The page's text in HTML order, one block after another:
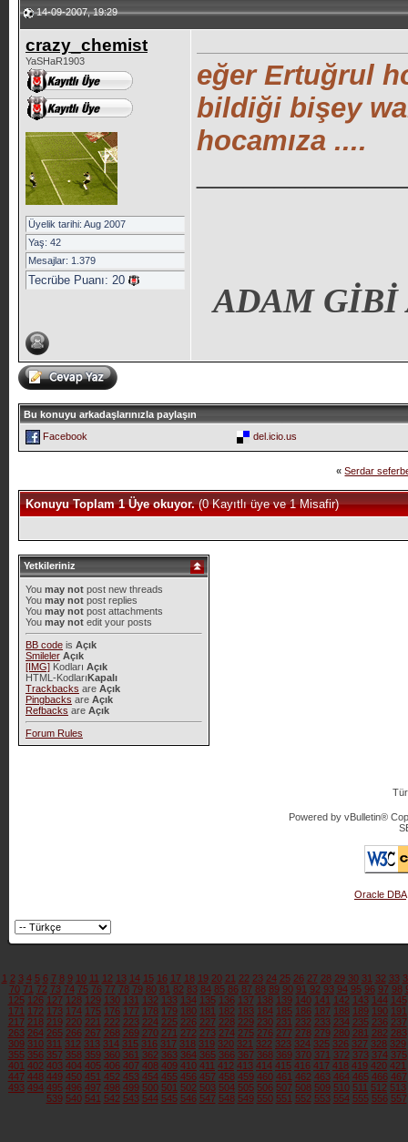
14-09-2007, 19:29
crazy_chemist
YaSHaR1903
Üyelik tarihi: Aug 2007
Yaş: 42
Mesajlar: 1.379
Tecrübe Puanı: 20
eğer Ertuğrul
bildiği bişey
hocamıza ....
ADAM GİBİ
Bu konuyu arkadaşlarınızla paylaşın
Facebook
del.icio.us
« Serdar
Konuyu Toplam 1 Üye okuyor.(0 Kayıtlı üye ve 1 Misafir)
Yetkileriniz
You may notpost new threads
You may notpost replies
You may notpost attachments
You may notedit your posts
BB codeis Açık
Smileler Açık
[IMG]Kodları Açık
HTML-KodlarıKapalı
Trackbacks are Açık
Pingbacks are Açık
Refbacks are Açık
Forum Rules
Powered by vBulletin®
Oracle DBA
1 2 3 4 5 6 7 8 9 10 11 12 13 14 15 16 17 18 19 20 21 22 23 24 25 26 27 28 29 30 31 32 33
70 71 72 73 74 75 76 77 78 79 80 81 82 83 84 85 86 87 88 89 90 91 92 93 94 95 96 97 98
125 126 127 128 129 130 131 132 133 134 135 136 137 138 139 140 141 142 143 144 145
171 172 173 174 175 176 177 178 179 180 181 182 183 184 185 186 187 188 189 190 191
217 218 219 220 221 222 223 224 225 226 227 228 229 230 231 232 233 234 235 236 237
263 264 265 266 267 268 269 270 271 272 273 274 275 276 277 278 279 280 281 282 283
309 310 311 312 313 314 315 316 317 318 319 320 321 322 323 324 325 326 327 328 329
355 356 357 358 359 360 361 362 363 364 365 366 367 368 369 370 371 372 373 374 375
401 402 403 404 405 406 407 408 409 410 411 412 413 414 415 416 417 418 419 420 421
447 448 449 450 451 452 453 454 455 456 457 458 459 460 461 462 463 464 465 466 467
493 494 495 496 497 498 499 500 501 502 503 504 505 506 507 508 509 510 511 512 513
539 540 541 542 543 544 545 546 547 548 549 550 551 552 553 554 555 556 557